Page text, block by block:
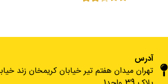
آدرس
تهران میدان هفتم تیر خیابان کریمخان زند